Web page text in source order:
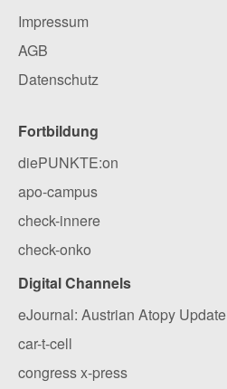
Impressum
AGB
Datenschutz
Fortbildung
diePUNKTE:on
apo-campus
check-innere
check-onko
Digital Channels
eJournal: Austrian Atopy Update
car-t-cell
congress x-press